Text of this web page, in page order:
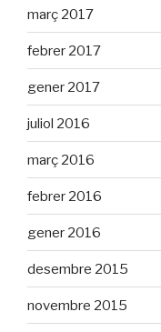
març 2017
febrer 2017
gener 2017
juliol 2016
març 2016
febrer 2016
gener 2016
desembre 2015
novembre 2015